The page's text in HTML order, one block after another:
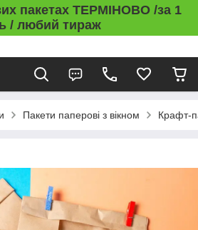
пакетах ТЕРМІНОВО /за 1
/ любий тираж
Пакети паперові з вікном Крафт-